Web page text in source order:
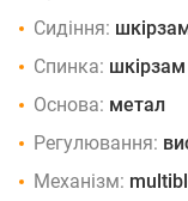
Сидіння:
Спинка: шкірзам
Основа: метал
Регулювання:
Механізм: